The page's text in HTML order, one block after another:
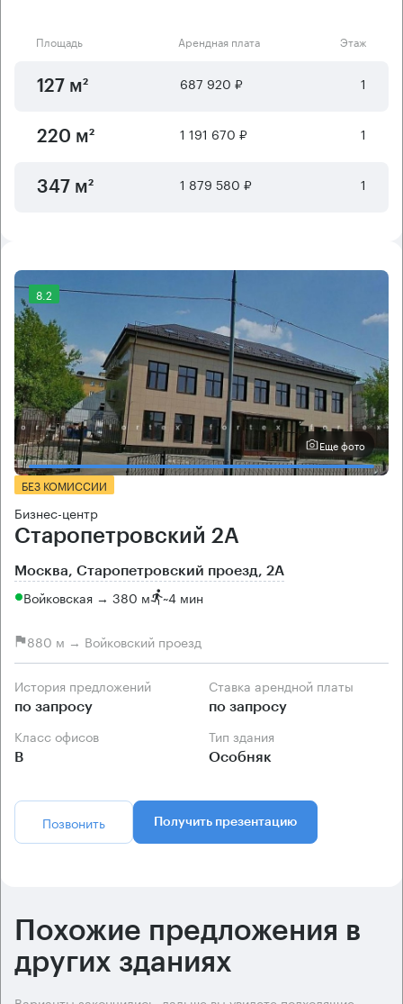
Площадь Арендная плата Этаж
127 м² 687 920 ₽ 1
220 м² 1 191 670 ₽ 1
347 м² 1 879 580 ₽ 1
8.2
Еще фото
БЕЗ КОМИССИИ
Бизнес-центр
Старопетровский 2А
Москва, Старопетровский проезд, 2А
Войковская → 380 м ~4 мин
880 м → Войковский проезд
История предложений
по запросу
Ставка арендной платы
по запросу
Класс офисов
B
Тип здания
Особняк
Позвонить Получить презентацию
Похожие предложения в
других зданиях